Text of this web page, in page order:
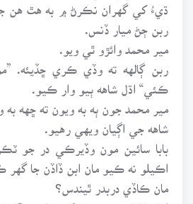
ڌيءُ کي گهران نڪرڻ ۾ به هٿ هن
ربن ڄڻ ميار ڏنس.
مير محمد وائڙو ٿي ويو.
ربن ڳالهه ته وڏي ڪري ڇڏيئه.
ڪئي“ اڌل شاهه ٻيو وار ڪيو.
مير محمد جون ٻه به ويون ته ڇهه به
شاهه جي اڳيان ويهي رهيو.
بابا سائين مون وڏيرڪي در جو
اڪيلو نه ڪيو مان ابن ڏاڏن جا گهر
مان ڪاڏي دربدر ٿيندس؟
اڌل شاهه مير محمد کي ڄار ۾